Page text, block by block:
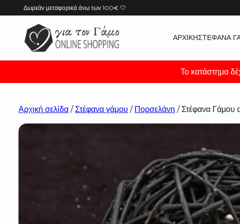
Μετάβαση
στο
περιεχόμενο
Δωρεάν μεταφορικά άνω των 100€ 🤍
ΑΡΧΙΚΉΣΤΈΦΑΝΑ
Το κατάστημα
Αρχική σελίδα /Στέφανα γάμου / Πορσελάνη / Στέφανα Γάμου